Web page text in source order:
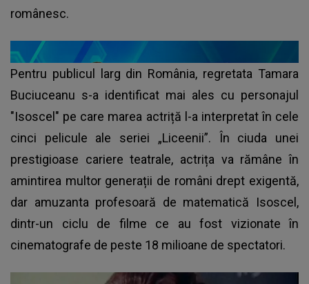
românesc.
Pentru publicul larg din România, regretata Tamara
Buciuceanu s-a identificat mai ales cu personajul
"Isoscel" pe care marea actriță l-a interpretat în cele
cinci pelicule ale seriei „Liceenii”. În ciuda unei
prestigioase cariere teatrale, actrița va rămâne în
amintirea multor generații de români drept exigentă,
dar amuzanta profesoară de matematică Isoscel,
dintr-un ciclu de filme ce au fost vizionate în
cinematografe de peste 18 milioane de spectatori.